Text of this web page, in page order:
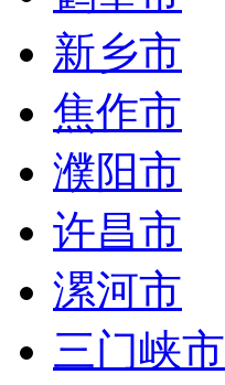
新乡市
焦作市
濮阳市
许昌市
漯河市
三门峡市